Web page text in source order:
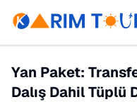
Yan Paket:
Dalış Dahil Tüplü